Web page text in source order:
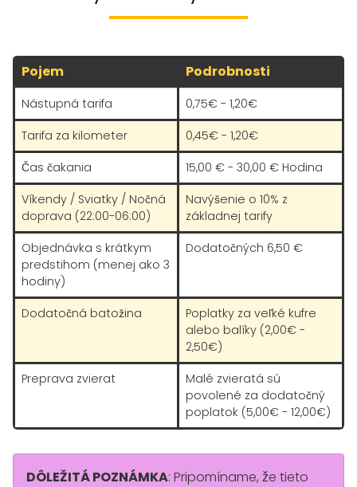
Pojem Podrobnosti
Nástupná tarifa
0,75€ - 1,20€
Tarifa za kilometer
0,45€ - 1,20€
Čas čakania
15,00 € - 30,00 € Hodina
Víkendy / Sviatky / Nočná
doprava (22:00-06:00)
Navýšenie o 10% z
základnej tarify
Objednávka s krátkym
predstihom (menej ako 3
hodiny)
Dodatočných 6,50 €
Dodatočná batožina
Poplatky za veľké kufre
alebo balíky (2,00€ -
2,50€)
Preprava zvierat
Malé zvieratá sú
povolené za dodatočný
poplatok (5,00€ - 12,00€)
DÔLEŽITÁ POZNÁMKA: Pripomíname, že tieto